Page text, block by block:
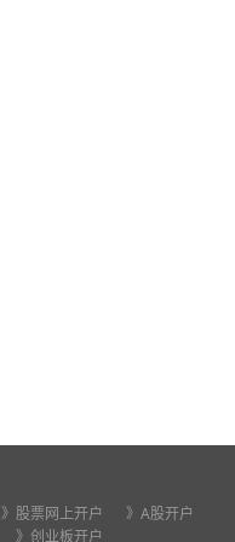
》股票网上开户
》A股开户
》创业板开户